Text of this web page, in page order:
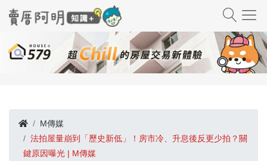
M傳媒
法拍屋量崩到「歷史新低」！房市冷、升息後反更少拍？關
鍵原因曝光 | M傳媒